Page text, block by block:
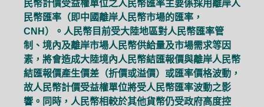
民幣計價受益權單位之人民幣匯率主要係採用離岸人
民幣匯率（即中國離岸人民幣市場的匯率，
CNH）。人民幣目前受大陸地區對人民幣匯率管
制、境內及離岸市場人民幣供給量及市場需求等因
素，將會造成大陸境內人民幣結匯報價與離岸人民幣
結匯報價產生價差（折價或溢價）或匯率價格波動，
故人民幣計價受益權單位將受人民幣匯率波動之影
響。同時，人民幣相較於其他貨幣仍受政府高度控